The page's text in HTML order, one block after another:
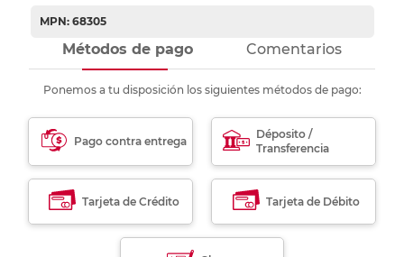
MPN: 68305
Métodos de pago Comentarios
Ponemos a tu disposición los siguientes métodos de pago:
Pago contra entrega
Déposito /
Transferencia
Tarjeta de Crédito Tarjeta de Débito